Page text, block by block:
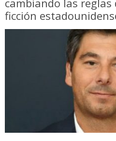
cambiando las
ficción